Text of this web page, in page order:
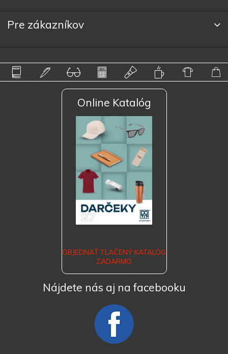
Pre zákazníkov
Online Katalóg
OBJEDNAŤ TLAČENÝ KATALÓG
ZADARMO
Nájdete nás aj na facebooku